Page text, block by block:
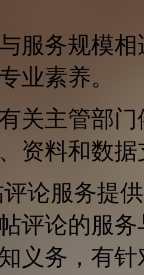
与服务规模
业素养。
有关主管部
资料和数
论服务提
评论的服
义务，有